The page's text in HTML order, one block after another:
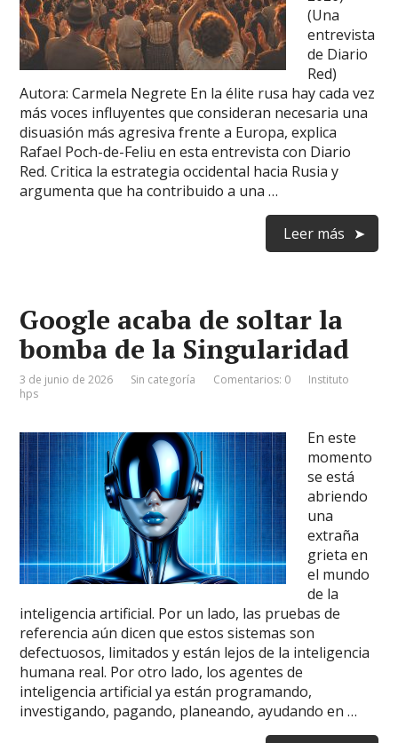
(Una
entrevista
de Diario
Red)
Autora: Carmela Negrete En la élite rusa hay cada vez
más voces influyentes que consideran necesaria una
disuasión más agresiva frente a Europa, explica
Rafael Poch-de-Feliu en esta entrevista con Diario
Red. Critica la estrategia occidental hacia Rusia y
argumenta que ha contribuido a una …
Leer más
Google acaba de soltar la
bomba de la Singularidad
3 de junio de 2026 Sin categoría Comentarios: 0
Instituto
hps
En este
momento
se está
abriendo
una
extraña
grieta en
el mundo
de la
inteligencia artificial. Por un lado, las pruebas de
referencia aún dicen que estos sistemas son
defectuosos, limitados y están lejos de la inteligencia
humana real. Por otro lado, los agentes de
inteligencia artificial ya están programando,
investigando, pagando, planeando, ayudando en …